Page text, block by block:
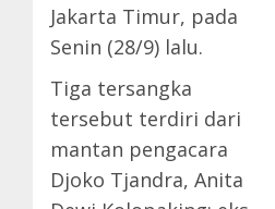
Jakarta Timur, pada
Senin (28/9) lalu.
Tiga tersangka
tersebut terdiri dari
mantan pengacara
Djoko Tjandra, Anita